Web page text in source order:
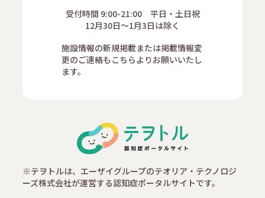
受付時間 9:00-21:00 平日・土日祝
12月30日～1月3日は除く
施設情報の新規掲載または掲載情報変
更のご連絡もこちらよりお願いいたし
ます。
※テヲトルは、エーザイグループのテオリア・テクノロジ
ーズ株式会社が運営する認知症ポータルサイトです。